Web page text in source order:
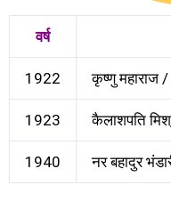
वर्ष
1922 कृष्णु महाराज
1923 कैलाशपति
1940 नर बहादुर